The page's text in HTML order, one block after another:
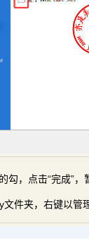
勾，点击“完成”，
件夹，右键以管